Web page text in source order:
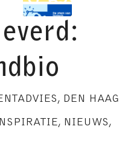
, DEN HAAG
, NIEUWS,